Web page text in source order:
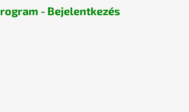
- Bejelentkezés